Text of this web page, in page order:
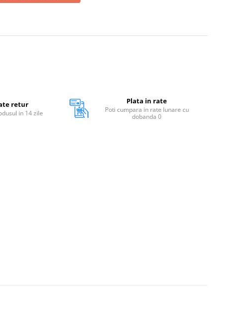
retur
in 14 zile
Plata in rate
Poti cumpara in rate lunare cu
dobanda 0